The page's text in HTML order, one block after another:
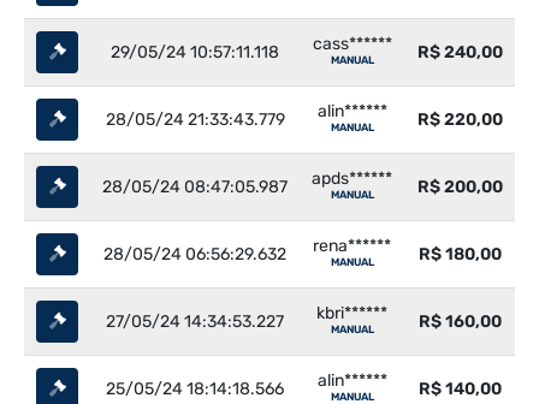
29/05/24 10:57:11.118 cass******
MANUAL R$ 240,00
28/05/24 21:33:43.779 alin******
MANUAL R$ 220,00
28/05/24 08:47:05.987 apds******
MANUAL R$ 200,00
28/05/24 06:56:29.632 rena******
MANUAL R$ 180,00
27/05/24 14:34:53.227 kbri******
MANUAL R$ 160,00
25/05/24 18:14:18.566 alin******
MANUAL R$ 140,00